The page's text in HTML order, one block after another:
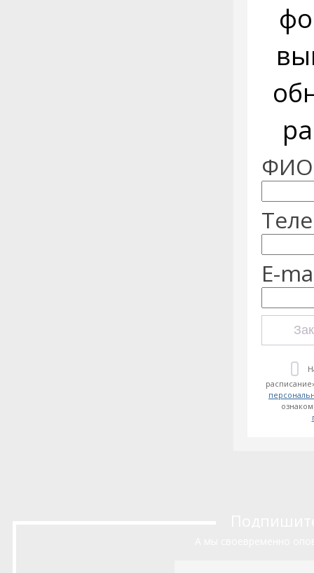
E-